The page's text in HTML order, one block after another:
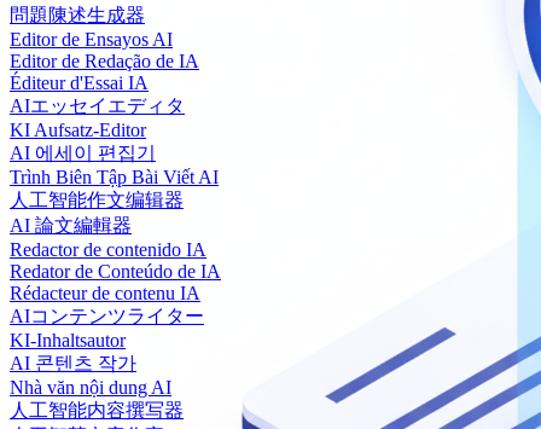
問題陳述生成器
Editor de Ensayos AI
Editor de Redação de IA
Éditeur d'Essai IA
AIエッセイエディタ
KI Aufsatz-Editor
AI 에세이 편집기
Trình Biên Tập Bài Viết AI
人工智能作文编辑器
AI 論文編輯器
Redactor de contenido IA
Redator de Conteúdo de IA
Rédacteur de contenu IA
AIコンテンツライター
KI-Inhaltsautor
AI 콘텐츠 작가
Nhà văn nội dung AI
人工智能内容撰写器